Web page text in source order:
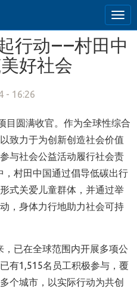
行动——村田中
好社会
- 16:26
目圆满收官。作为全球性综合
致力于为创新创造社会价值
与社会公益活动履行社会责
，村田中国通过倡导低碳出行
式关爱儿童群体，并通过举
，身体力行地助力社会可持
，已在全球范围内开展多项公
有1,515名员工积极参与，覆
个城市，以实际行动为共创